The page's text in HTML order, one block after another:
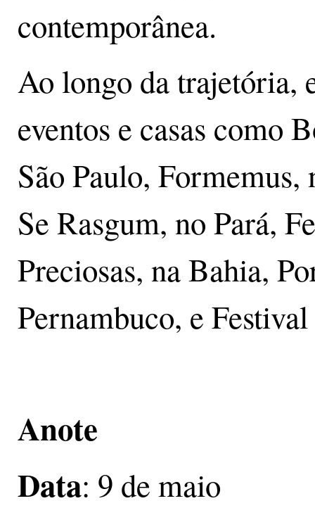
contemporânea.
Ao longo da trajetória,
eventos e casas como
São Paulo,
Se Rasgum, no Pará,
Preciosas, na Bahia,
Pernambuco, e
Anote
Data: 9 de maio